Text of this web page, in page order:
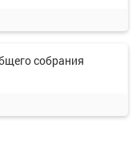
собрания